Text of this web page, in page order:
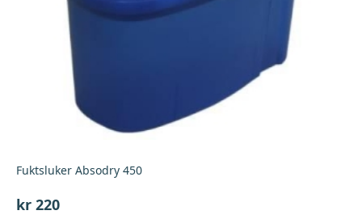
Fuktsluker Absodry 450
kr 220